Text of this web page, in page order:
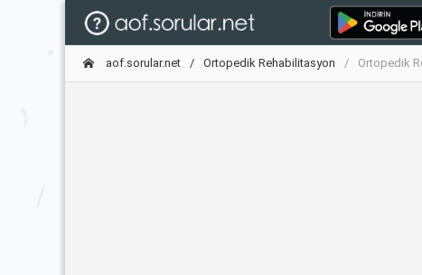
aof.sorular.net Ortopedik Rehabilitasyon Ortopedik